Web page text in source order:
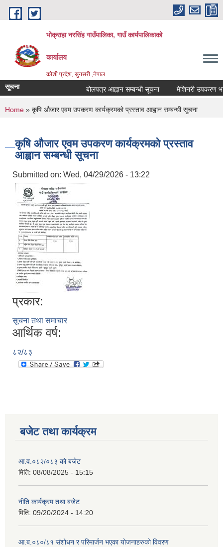
Skip to main content
भोक्राहा नरसिंह गाउँपालिका, गाउँ कार्यपालिकाको
कार्यालय
कोशी प्रदेश, सुनसरी ,नेपाल
सूचना बोलपत्र आह्वान सम्बन्धी सूचना मेशिनरी उपकरण
You are here
Home » कृषि औजार एवम उपकरण कार्यक्रमको प्रस्ताव आह्वान सम्बन्धी सूचना
कृषि औजार एवम उपकरण कार्यक्रमको प्रस्ताव
आह्वान सम्बन्धी सूचना
Submitted on: Wed, 04/29/2026 - 13:22
प्रकार:
सूचना तथा समाचार
आर्थिक वर्ष:
८२/८३
बजेट तथा कार्यक्रम
आ.व.०८२/०८३ को बजेट
मिति: 08/08/2025 - 15:15
नीति कार्यक्रम तथा बजेट
मिति: 09/20/2024 - 14:20
आ.ब.०८०/८१ संशोधन र परिमार्जन भएका योजनाहरुको विवरण